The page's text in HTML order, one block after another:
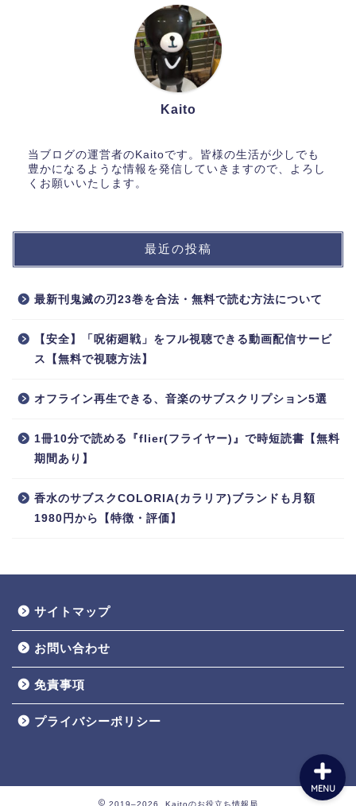
Kaito
当ブログの運営者のKaitoです。皆様の生活が少しでも
豊かになるような情報を発信していきますので、よろし
くお願いいたします。
最近の投稿
最新刊鬼滅の刃23巻を合法・無料で読む方法について
【安全】「呪術廻戦」をフル視聴できる動画配信サービ
ス【無料で視聴方法】
オフライン再生できる、音楽のサブスクリプション5選
1冊10分で読める『flier(フライヤー)』で時短読書【無料
期間あり】
香水のサブスクCOLORIA(カラリア)ブランドも月額
1980円から【特徴・評価】
サイトマップ
お問い合わせ
免責事項
プライバシーポリシー
2019–2026 Kaitoのお役立ち情報局
MENU
ゲーム